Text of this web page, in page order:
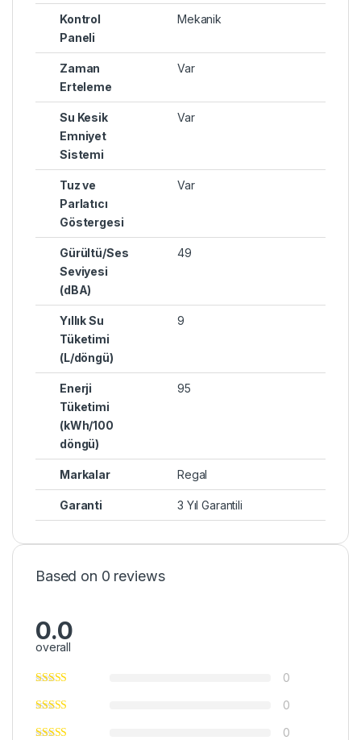
Kontrol
Paneli
Mekanik
Zaman
Erteleme
Var
Su Kesik
Emniyet
Sistemi
Var
Tuz ve
Parlatıcı
Göstergesi
Var
Gürültü/Ses
Seviyesi
(dBA)
49
Yıllık Su
Tüketimi
(L/döngü)
9
Enerji
Tüketimi
(kWh/100
döngü)
95
Markalar Regal
Garanti 3 Yıl Garantili
Based on 0 reviews
0.0
overall
0
0
0